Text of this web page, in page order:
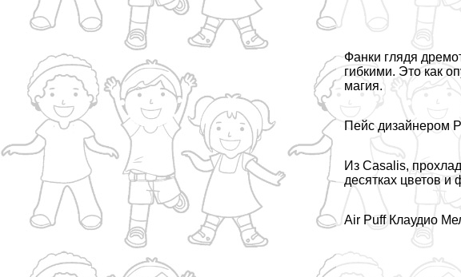
Фанки глядя
гибкими. Это как
магия.
Пейс дизайнером
Из Casalis,
десятках цветов и
Air Puff Клаудио